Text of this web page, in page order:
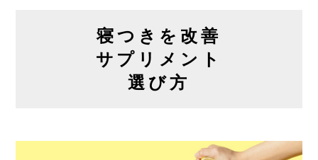
寝つきを改善
サプリメント
選び方